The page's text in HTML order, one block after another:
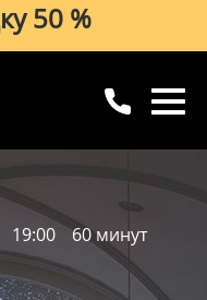
50 %
Отзывы
зала
19:00
60 минут